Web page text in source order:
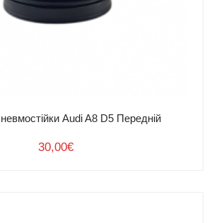
Audi A8 D5 Передній
30,00€